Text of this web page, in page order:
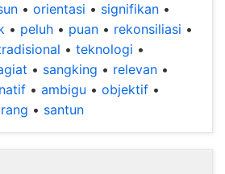
• orientasi • signifikan •
• peluh • puan • rekonsiliasi •
• teknologi •
• sangking • relevan •
• ambigu • objektif •
• santun